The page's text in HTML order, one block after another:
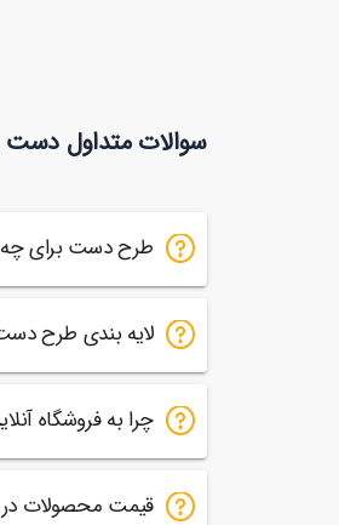
سوالات متداول دست
طرح دست برای
لایه بندی طرح
چرا به فروشگاه
قیمت محصولات